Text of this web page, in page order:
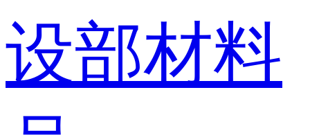
设部材料